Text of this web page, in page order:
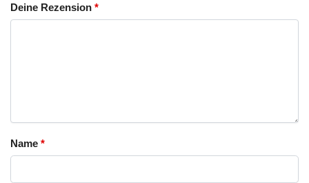
Deine Rezension *
Name *